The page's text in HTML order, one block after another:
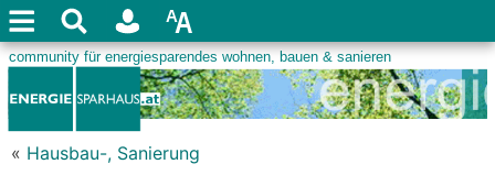
« Hausbau-, Sanierung